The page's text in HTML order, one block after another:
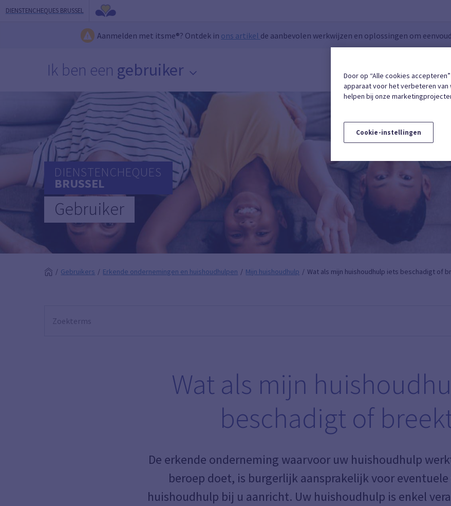
DIENSTENCHEQUES BRUSSEL
Aanmelden met itsme®? Ontdek in ons artikel de aanbevolen werkwijzen en oplossingen om
Ik ben een gebruiker
DIENSTENCHEQUES
BRUSSEL
Gebruiker
Gebruikers Erkende ondernemingen en huishoudhulpen Mijn huishoudhulp Wat als mijn huishoudhulp iets beschadigt of
Wat als mijn
beschadigt of
De erkende onderneming waarvoor uw huishoudhulp
beroep doet, is burgerlijk aansprakelijk voor eventuele
huishoudhulp bij u aanricht. Uw huishoudhulp is enkel
Door op “Alle cookies
apparaat voor het verbeteren
helpen bij onze
Cookie-instellingen